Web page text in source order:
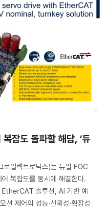
잡도 돌파할 해답, ‘듀
일렉트로닉스)는 듀얼 FOC
복잡도를 동시에 해결한다.
솔루션, AI 기반 예
션 제어의 성능·신뢰성·확장성